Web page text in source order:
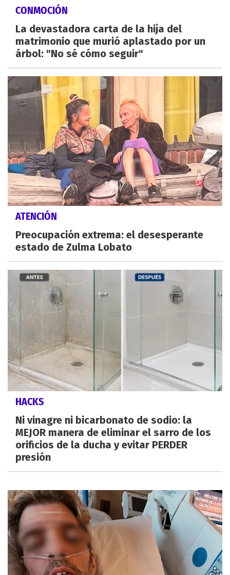
CONMOCIÓN
La devastadora carta de la hija del
matrimonio que murió aplastado por un
árbol: "No sé cómo seguir"
ATENCIÓN
Preocupación extrema: el desesperante
estado de Zulma Lobato
HACKS
Ni vinagre ni bicarbonato de sodio: la
MEJOR manera de eliminar el sarro de los
orificios de la ducha y evitar PERDER
presión